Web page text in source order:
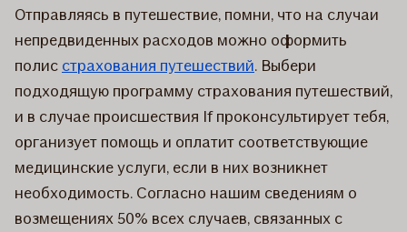
Отправляясь в путешествие, помни, что на случаи
непредвиденных расходов можно оформить
полис страхования путешествий. Выбери
подходящую программу страхования путешествий,
и в случае происшествия If проконсультирует тебя,
организует помощь и оплатит соответствующие
медицинские услуги, если в них возникнет
необходимость. Согласно нашим сведениям о
возмещениях 50% всех случаев, связанных с